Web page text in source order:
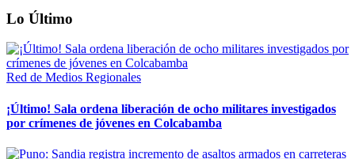
Lo Último
Red de Medios Regionales
¡Último! Sala ordena liberación de ocho militares investigados
por crímenes de jóvenes en Colcabamba